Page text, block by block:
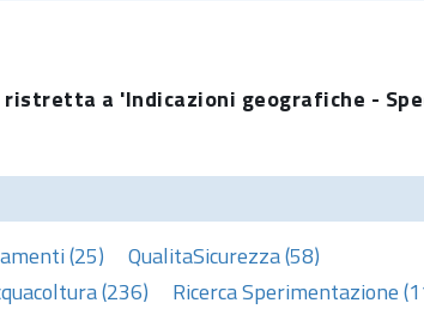
a 'Indicazioni geografiche -
(25)
QualitaSicurezza (58)
(236) Ricerca Sperimentazione